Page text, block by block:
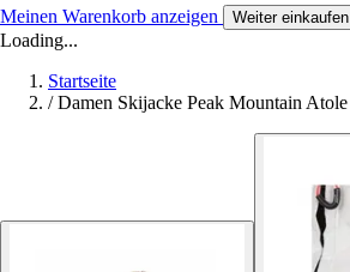
Meinen Warenkorb anzeigen Weiter einkaufen
Loading...
Startseite
/ Damen Skijacke Peak Mountain Atole